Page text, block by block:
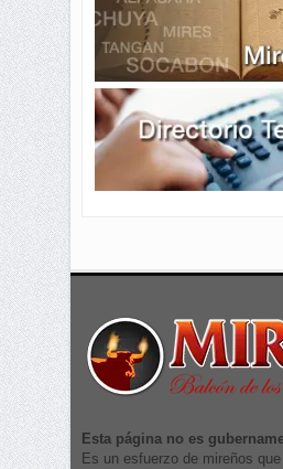
Esta página no es
Es un esfuerzo de mireños